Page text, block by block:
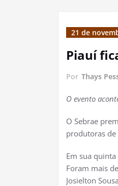
21 de
Piauí
Por Thays
O evento
O Sebrae
produtoras de
Em sua
Foram mais
Josielton